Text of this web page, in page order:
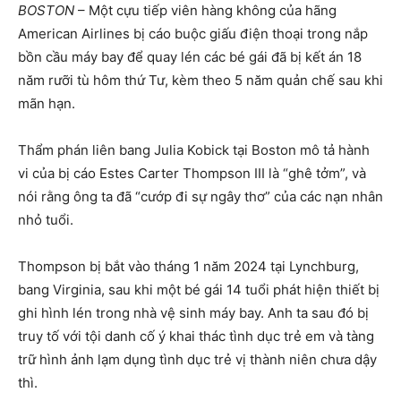
BOSTON – Một cựu tiếp viên hàng không của hãng
American Airlines bị cáo buộc giấu điện thoại trong nắp
bồn cầu máy bay để quay lén các bé gái đã bị kết án 18
năm rưỡi tù hôm thứ Tư, kèm theo 5 năm quản chế sau khi
mãn hạn.
Thẩm phán liên bang Julia Kobick tại Boston mô tả hành
vi của bị cáo Estes Carter Thompson III là “ghê tởm”, và
nói rằng ông ta đã “cướp đi sự ngây thơ” của các nạn nhân
nhỏ tuổi.
Thompson bị bắt vào tháng 1 năm 2024 tại Lynchburg,
bang Virginia, sau khi một bé gái 14 tuổi phát hiện thiết bị
ghi hình lén trong nhà vệ sinh máy bay. Anh ta sau đó bị
truy tố với tội danh cố ý khai thác tình dục trẻ em và tàng
trữ hình ảnh lạm dụng tình dục trẻ vị thành niên chưa dậy
thì.